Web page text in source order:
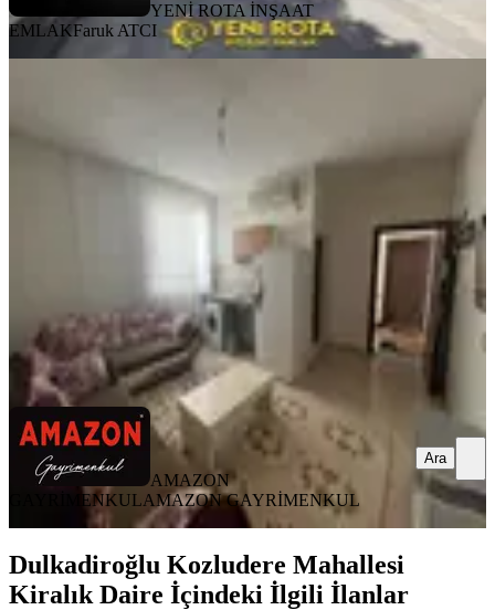
YENİ ROTA İNŞAAT
EMLAKFaruk ATCI
Faturalar Dahil Eşyalı 1+1!!
Dulkadiroğlu, Egemenlik Mahallesi
1+1·60 m² 3. Kat·22.07.2026
AMAZON GAYRİMENKUL AMAZON GAYRİMENKUL
Ara
AMAZON
GAYRİMENKULAMAZON GAYRİMENKUL
Ara
Dulkadiroğlu Kozludere Mahallesi
Kiralık Daire İçindeki İlgili İlanlar